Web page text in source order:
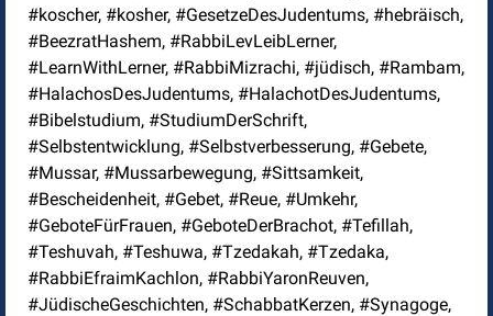
#koscher, #kosher, #GesetzeDesJudentums, #hebräisch,
#BeezratHashem, #RabbiLevLeibLerner,
#LearnWithLerner, #RabbiMizrachi, #jüdisch, #Rambam,
#HalachosDesJudentums, #HalachotDesJudentums,
#Bibelstudium, #StudiumDerSchrift,
#Selbstentwicklung, #Selbstverbesserung, #Gebete,
#Mussar, #Mussarbewegung, #Sittsamkeit,
#Bescheidenheit, #Gebet, #Reue, #Umkehr,
#GeboteFürFrauen, #GeboteDerBrachot, #Tefillah,
#Teshuvah, #Teshuwa, #Tzedakah, #Tzedaka,
#RabbiEfraimKachlon, #RabbiYaronReuven,
#JüdischeGeschichten, #SchabbatKerzen, #Synagoge,